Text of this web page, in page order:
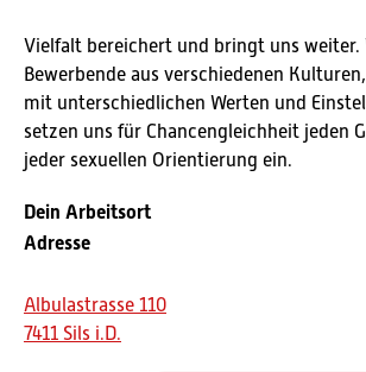
Vielfalt bereichert und bringt uns weiter.
Bewerbende aus verschiedenen
mit unterschiedlichen Werten und
setzen uns für Chancengleichheit jeden
jeder sexuellen Orientierung ein.
Dein Arbeitsort
Adresse
Albulastrasse 110
7411 Sils i.D.